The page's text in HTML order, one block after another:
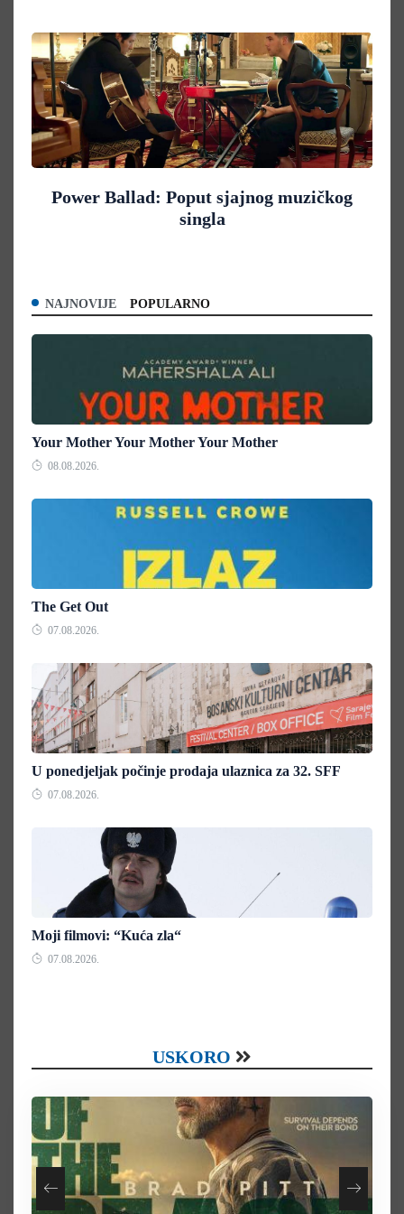
Power Ballad: Poput sjajnog muzičkog
singla
NAJNOVIJE POPULARNO
Your Mother Your Mother Your Mother
08.08.2026.
The Get Out
07.08.2026.
U ponedjeljak počinje prodaja ulaznica za 32. SFF
07.08.2026.
Moji filmovi: “Kuća zla“
07.08.2026.
USKORO